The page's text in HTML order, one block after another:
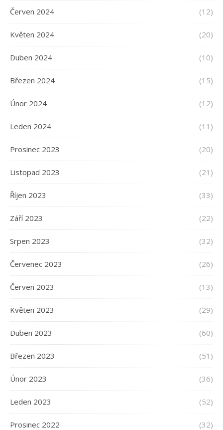
Červen 2024 (12)
Květen 2024 (20)
Duben 2024 (10)
Březen 2024 (15)
Únor 2024 (12)
Leden 2024 (11)
Prosinec 2023 (20)
Listopad 2023 (21)
Říjen 2023 (33)
Září 2023 (22)
Srpen 2023 (32)
Červenec 2023 (26)
Červen 2023 (13)
Květen 2023 (29)
Duben 2023 (60)
Březen 2023 (51)
Únor 2023 (36)
Leden 2023 (52)
Prosinec 2022 (32)